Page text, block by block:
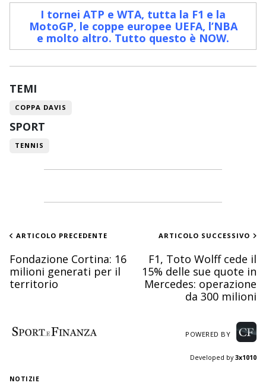
I tornei ATP e WTA, tutta la F1 e la
MotoGP, le coppe europee UEFA, l’NBA
e molto altro. Tutto questo è NOW.
TEMI
COPPA DAVIS
SPORT
TENNIS
ARTICOLO PRECEDENTE
Fondazione Cortina: 16
milioni generati per il
territorio
ARTICOLO SUCCESSIVO
F1, Toto Wolff cede il
15% delle sue quote in
Mercedes: operazione
da 300 milioni
POWERED BY
Developed by3x1010
NOTIZIE